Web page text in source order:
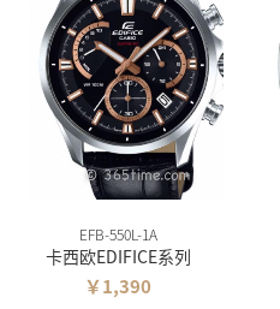
EFB-550L-1A
卡西欧EDIFICE系列
￥1,390